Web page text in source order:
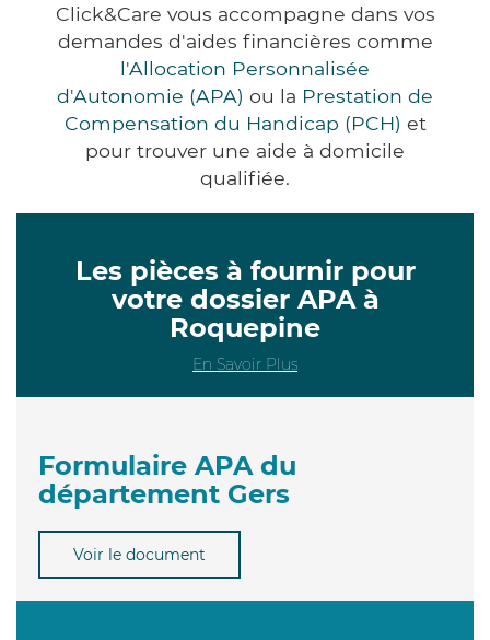
Click&Care vous accompagne dans vos
demandes d'aides financières comme
l'Allocation Personnalisée
d'Autonomie (APA) ou la Prestation de
Compensation du Handicap (PCH) et
pour trouver une aide à domicile
qualifiée.
Les pièces à fournir pour
votre dossier APA à
Roquepine
En Savoir Plus
Formulaire APA du
département Gers
Voir le document